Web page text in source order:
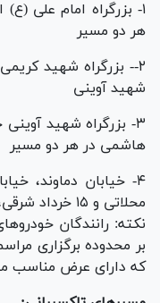
۱- بزرگراه امام علی (ع)
هر دو مسیر
۲-- بزرگراه شهید
شهید آوینی
۳- بزرگراه شهید
هاشمی در هر دو مسیر
۴- خیابان دماوند،
محلاتی و ۱۵ خرداد شرقی، خیابان خراسان، خیابان خاوران
نکته: رانندگان
بر محدوده برگزاری
که دارای عرض مناسب